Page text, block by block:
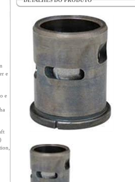
e
e